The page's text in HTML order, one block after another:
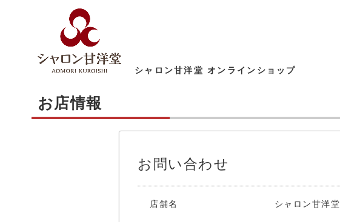
シャロン甘洋堂 オンラインショップ
お店情報
お問い合わせ
店舗名 シャロン甘洋堂